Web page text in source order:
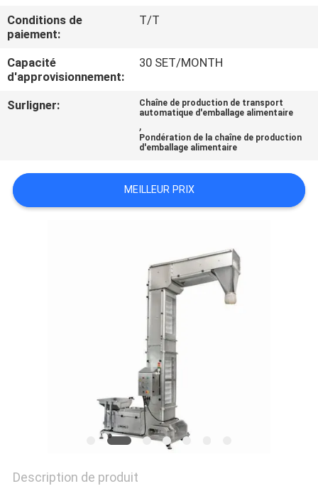
CONTACTEZ-
NOUS
NOUVELLES
DEMANDEZ
UN DEVIS
CONFIDENTIALITÉ
Conditions de
paiement:
T/T
Capacité
d'approvisionnement:
30 SET/MONTH
Surligner:
Chaîne de production de transport
automatique d'emballage alimentaire
,
Pondération de la chaîne de production
d'emballage alimentaire
MEILLEUR PRIX
Description de produit